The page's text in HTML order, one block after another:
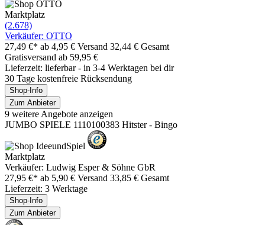
Marktplatz
(2.678)
Verkäufer: OTTO
27,49 €* ab 4,95 € Versand 32,44 € Gesamt
Gratisversand ab 59,95 €
Lieferzeit: lieferbar - in 3-4 Werktagen bei dir
30 Tage kostenfreie Rücksendung
Shop-Info
Zum Anbieter
9 weitere Angebote anzeigen
JUMBO SPIELE 1110100383 Hitster - Bingo
Marktplatz
Verkäufer: Ludwig Esper & Söhne GbR
27,95 €* ab 5,90 € Versand 33,85 € Gesamt
Lieferzeit: 3 Werktage
Shop-Info
Zum Anbieter